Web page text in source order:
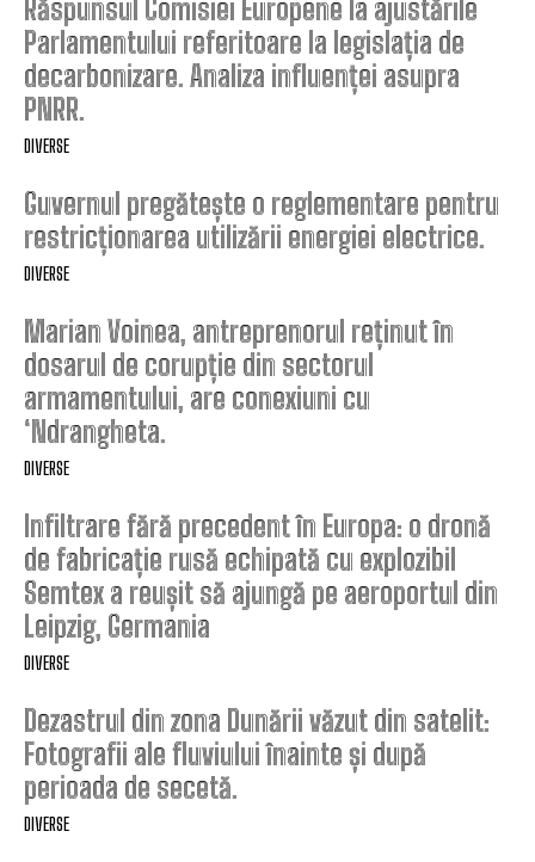
Răspunsul Comisiei Europene la ajustările
Parlamentului referitoare la legislația de
decarbonizare. Analiza influenței asupra
PNRR.
DIVERSE
Guvernul pregătește o reglementare pentru
restricționarea utilizării energiei electrice.
DIVERSE
Marian Voinea, antreprenorul reținut în
dosarul de corupție din sectorul
armamentului, are conexiuni cu
‘Ndrangheta.
DIVERSE
Infiltrare fără precedent în Europa: o dronă
de fabricație rusă echipată cu explozibil
Semtex a reușit să ajungă pe aeroportul din
Leipzig, Germania
DIVERSE
Dezastrul din zona Dunării văzut din satelit:
Fotografii ale fluviului înainte și după
perioada de secetă.
DIVERSE